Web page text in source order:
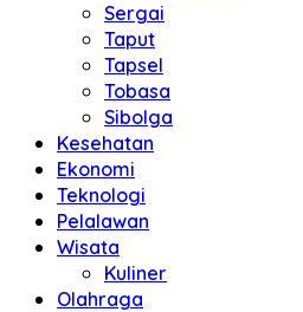
Sergai
Taput
Tapsel
Tobasa
Sibolga
Kesehatan
Ekonomi
Teknologi
Pelalawan
Wisata
Kuliner
Olahraga